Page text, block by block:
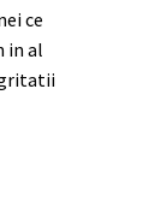
ce
in al